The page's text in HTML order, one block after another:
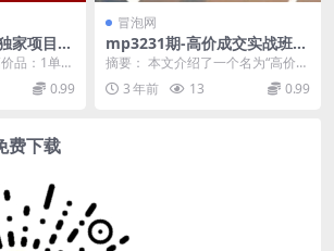
家项目】
多，0基
放大
品：1单稳
可批量放
0.99
冒泡网
mp3231期-高价成交实战班，
助你不销而销，实现高价成交
(掌握高价成交秘诀，助你不销
而销)
摘要： 本文介绍了一个名为“高价成
交实战班”的课程，旨在帮助学员实
现不销而销，实...
3 年前 13 0.99
费下载